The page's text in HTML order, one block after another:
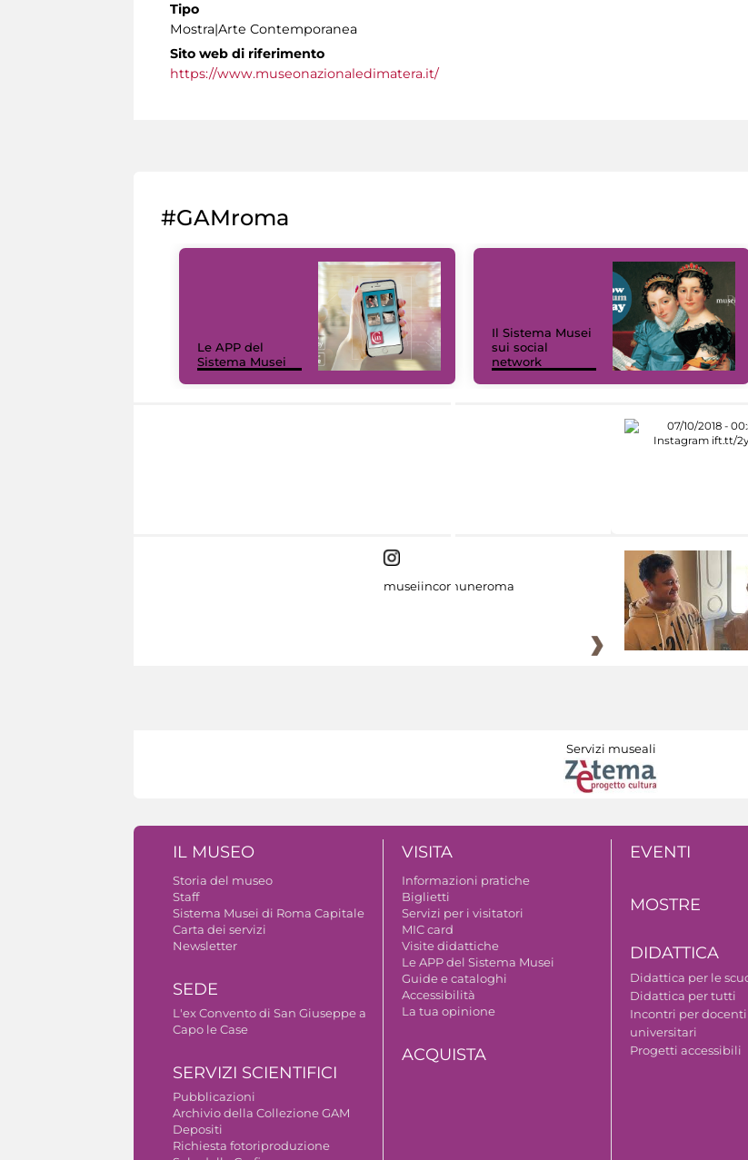
Tipo
Mostra|Arte Contemporanea
Sito web di riferimento
https://www.museonazionaledimatera.it/
#GAMroma
Le APP del
Sistema Musei
Il Sistema Musei
sui social
network
museiincomuneroma
Servizi museali
IL MUSEO
Storia del museo
Staff
Sistema Musei di Roma Capitale
Carta dei servizi
Newsletter
SEDE
L'ex Convento di San Giuseppe a
Capo le Case
SERVIZI SCIENTIFICI
Pubblicazioni
Archivio della Collezione GAM
Depositi
Richiesta fotoriproduzione
VISITA
Informazioni pratiche
Biglietti
Servizi per i visitatori
MIC card
Visite didattiche
Le APP del Sistema Musei
Guide e cataloghi
Accessibilità
La tua opinione
ACQUISTA
EVENTI
MOSTRE
DIDATTICA
Didattica per le
Didattica per tutti
Incontri per
universitari
Progetti accessibili